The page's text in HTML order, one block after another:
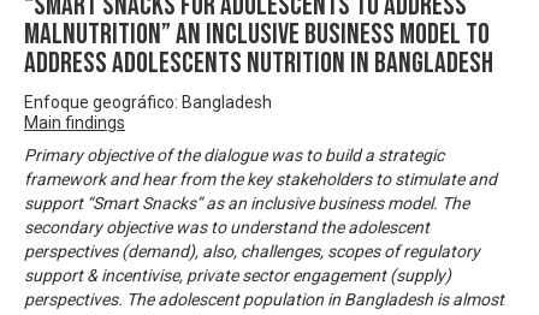
Malnutrition” An Inclusive Business Model to
Address Adolescents Nutrition in Bangladesh
Enfoque geográfico: Bangladesh
Main findings
Primary objective of the dialogue was to build a strategic
framework and hear from the key stakeholders to stimulate and
support “Smart Snacks” as an inclusive business model. The
secondary objective was to understand the adolescent
perspectives (demand), also, challenges, scopes of regulatory
support & incentivise, private sector engagement (supply)
perspectives. The adolescent population in Bangladesh is almost